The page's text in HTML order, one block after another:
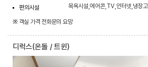
편의시설 목욕시설,에어콘,TV,인터넷,냉장고
※ 객실 가격 전화문의 요망
디럭스(온돌 / 트윈)